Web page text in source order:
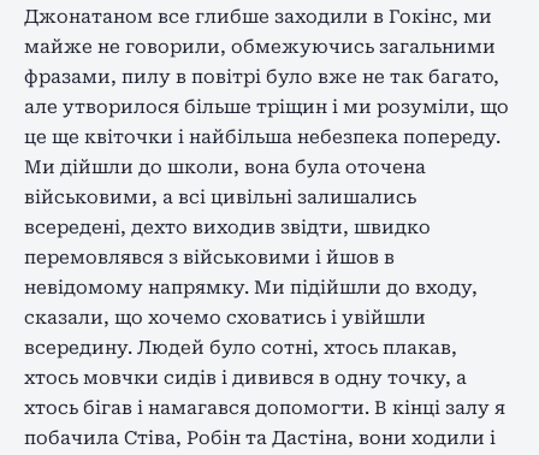
Джонатаном все глибше заходили в Гокінс, ми
майже не говорили, обмежуючись загальними
фразами, пилу в повітрі було вже не так багато,
але утворилося більше тріщин і ми розуміли, що
це ще квіточки і найбільша небезпека попереду.
Ми дійшли до школи, вона була оточена
військовими, а всі цивільні залишались
всередені, дехто виходив звідти, швидко
перемовлявся з військовими і йшов в
невідомому напрямку. Ми підійшли до входу,
сказали, що хочемо сховатись і увійшли
всередину. Людей було сотні, хтось плакав,
хтось мовчки сидів і дивився в одну точку, а
хтось бігав і намагався допомогти. В кінці залу я
побачила Стіва, Робін та Дастіна, вони ходили і